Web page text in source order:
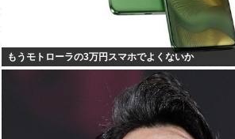
もうモトローラの3万円スマホでよくないか